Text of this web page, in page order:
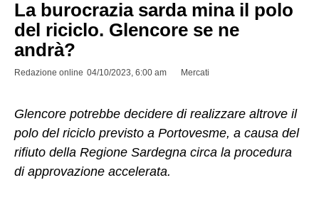
La burocrazia sarda mina il polo
del riciclo. Glencore se ne
andrà?
Redazione online 04/10/2023, 6:00 am Mercati
Glencore potrebbe decidere di realizzare altrove il
polo del riciclo previsto a Portovesme, a causa del
rifiuto della Regione Sardegna circa la procedura
di approvazione accelerata.